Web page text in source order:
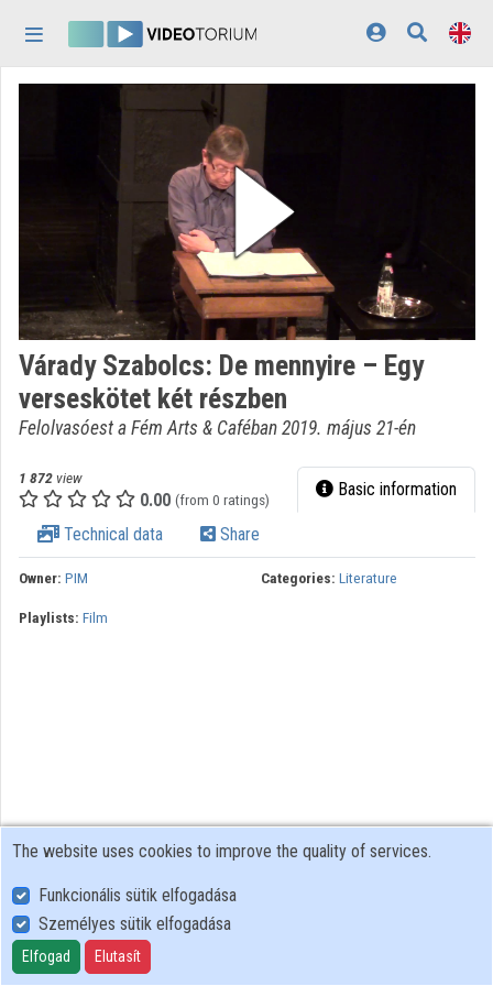
Playlists
Organizations
Contributors
Appearance:light
Várady Szabolcs: De mennyire – Egy
verseskötet két részben
Felolvasóest a Fém Arts & Caféban 2019. május 21-én
1 872 view
0.00 (from 0 ratings) Basic information
Technical data Share
Owner: PIM Categories: Literature
Playlists: Film
User Policy
Adatkezelési tájékoztató (en)
Cookie Policy
The website uses cookies to improve the quality of services.
Funkcionális sütik elfogadása
Személyes sütik elfogadása
Elfogad Elutasít